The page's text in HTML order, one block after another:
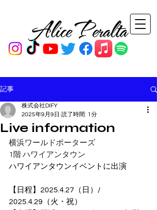
記事
Live information
株式会社DIFY
2025年9月9日 読了時間: 1分
横浜ワールドポーターズ
1階 ハワイアンタウン
ハワイアンタウンイベントに出演
【日程】2025.4.27（日）/
2025.4.29（火・祝）